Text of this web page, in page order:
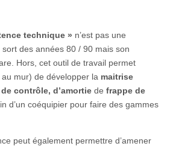
technique » n’est pas une
des années 80 / 90 mais son
Hors, cet outil de travail permet
mur) de développer la maitrise
de contrôle, d’amortie de frappe de
d’un coéquipier pour faire des gammes
peut également permettre d’amener